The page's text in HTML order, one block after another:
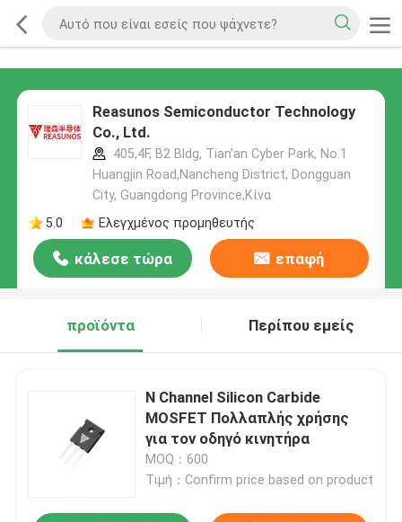
Reasunos Semiconductor Technology
Co., Ltd.
405,4F, B2 Bldg, Tian'an Cyber Park, No.1
Huangjin Road,Nancheng District, Dongguan
City, Guangdong Province,Κίνα
5.0
Ελεγχμένος προμηθευτής
κάλεσε τώρα επαφή
προϊόντα Περίπου εμείς
N Channel Silicon Carbide
MOSFET Πολλαπλής χρήσης
για τον οδηγό κινητήρα
MOQ：600
Τιμή：Confirm price based on product